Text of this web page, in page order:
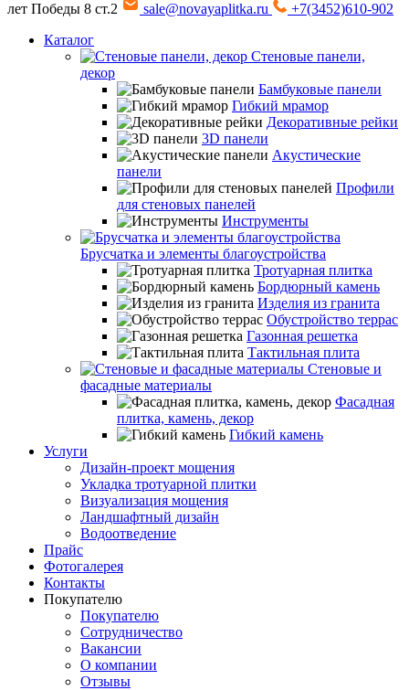
лет Победы 8 ст.2
sale@novayaplitka.ru
+7(3452)610-902
Каталог
Стеновые панели,
декор
Бамбуковые панели
Гибкий мрамор
Декоративные рейки
3D панели
Акустические
панели
Профили
для стеновых панелей
Инструменты
Брусчатка и элементы благоустройства
Тротуарная плитка
Бордюрный камень
Изделия из гранита
Обустройство террас
Газонная решетка
Тактильная плита
Стеновые и
фасадные материалы
Фасадная
плитка, камень, декор
Гибкий камень
Услуги
Дизайн-проект мощения
Укладка тротуарной плитки
Визуализация мощения
Ландшафтный дизайн
Водоотведение
Прайс
Фотогалерея
Контакты
Покупателю
Покупателю
Сотрудничество
Вакансии
О компании
Отзывы